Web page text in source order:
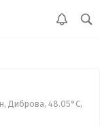
Диброва, 48.05°С,